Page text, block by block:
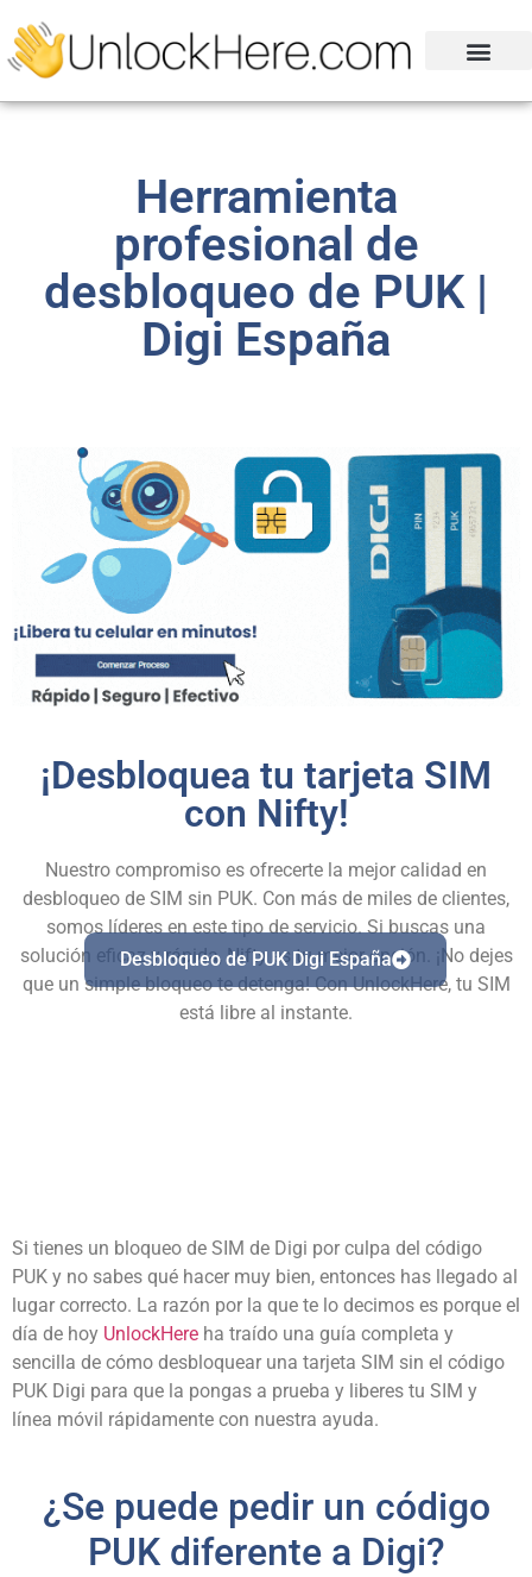
Herramienta
profesional de
desbloqueo de PUK |
Digi España
¡Desbloquea tu tarjeta SIM
con Nifty!
Nuestro compromiso es ofrecerte la mejor calidad en
desbloqueo de SIM sin PUK. Con más de miles de clientes,
somos líderes en este tipo de servicio. Si buscas una
solución eficaz y rápida, Nifty es tu mejor opción. ¡No dejes
que un simple bloqueo te detenga! Con UnlockHere, tu SIM
está libre al instante.
Desbloqueo de PUK Digi España
Si tienes un bloqueo de SIM de Digi por culpa del código
PUK y no sabes qué hacer muy bien, entonces has llegado al
lugar correcto. La razón por la que te lo decimos es porque el
día de hoy UnlockHere ha traído una guía completa y
sencilla de cómo desbloquear una tarjeta SIM sin el código
PUK Digi para que la pongas a prueba y liberes tu SIM y
línea móvil rápidamente con nuestra ayuda.
¿Se puede pedir un código
PUK diferente a Digi?